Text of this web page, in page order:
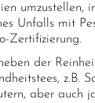
umzustellen,
Unfalls mit
Zertifizierung.
der
z.B.
aber auch